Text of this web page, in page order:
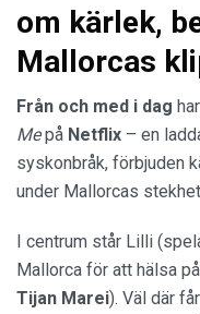
om kärlek,
Mallorcas
Från och med i dag
Mepå Netflix – en
syskonbråk, förbjuden
under Mallorcas
I centrum står Lilli
Mallorca för att hälsa
Tijan Marei). Väl där